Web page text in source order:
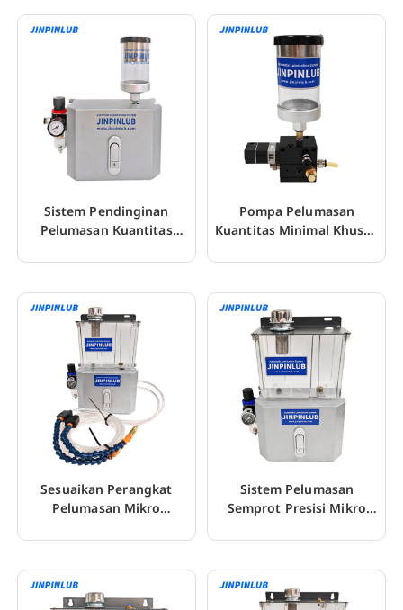
Sistem Pendinginan
Pelumasan Kuantitas
Disesuaikan
Pompa Pelumasan
Kuantitas Minimal Khusus
Lubang
Sesuaikan Perangkat
Pelumasan Mikro
Gergaji
Sistem Pelumasan
Semprot Presisi Mikro
Logam